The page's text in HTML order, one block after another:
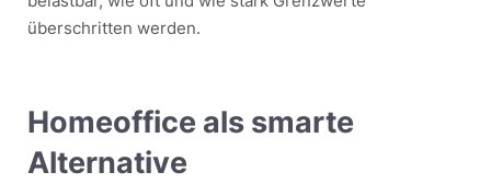
überschritten werden.
Homeoffice als smarte
Alternative